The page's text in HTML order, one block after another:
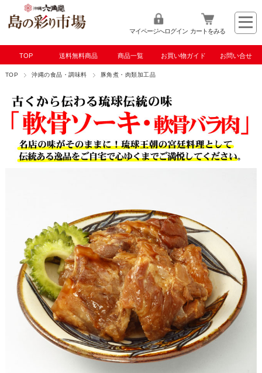
マイページへログイン カートをみる
TOP 送料無料商品 商品一覧 お買い物ガイド お問い合せ
TOP 沖縄の食品・調味料 豚角煮・肉類加工品